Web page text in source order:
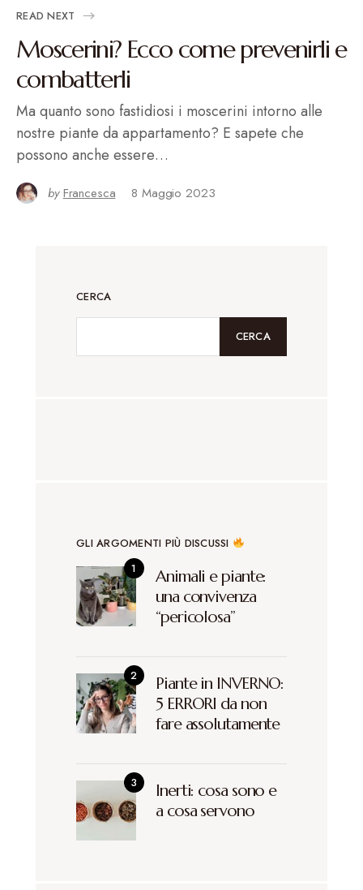
READ NEXT
Moscerini? Ecco come prevenirli e
combatterli
Ma quanto sono fastidiosi i moscerini intorno alle
nostre piante da appartamento? E sapete che
possono anche essere…
by Francesca 8 Maggio 2023
CERCA
CERCA
GLI ARGOMENTI PIÙ DISCUSSI
Animali e piante:
una convivenza
“pericolosa”
Piante in INVERNO:
5 ERRORI da non
fare assolutamente
Inerti: cosa sono e
a cosa servono